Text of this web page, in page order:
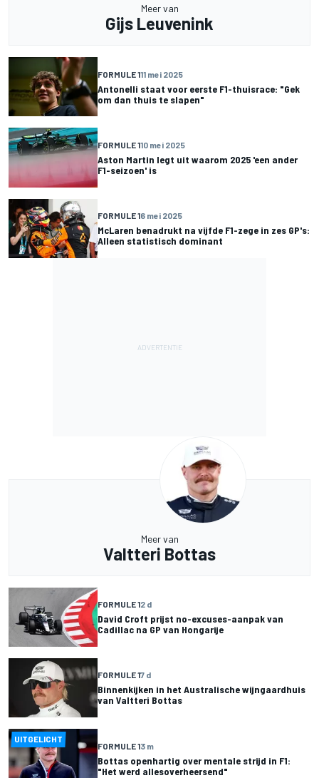
Meer van
Gijs Leuvenink
FORMULE 111 mei 2025
Antonelli staat voor eerste F1-thuisrace: "Gek
om dan thuis te slapen"
FORMULE 110 mei 2025
Aston Martin legt uit waarom 2025 'een ander
F1-seizoen' is
FORMULE 16 mei 2025
McLaren benadrukt na vijfde F1-zege in zes GP's:
Alleen statistisch dominant
Meer van
Valtteri Bottas
FORMULE 12 d
David Croft prijst no-excuses-aanpak van
Cadillac na GP van Hongarije
FORMULE 17 d
Binnenkijken in het Australische wijngaardhuis
van Valtteri Bottas
UITGELICHT
FORMULE 13 m
Bottas openhartig over mentale strijd in F1:
"Het werd allesoverheersend"